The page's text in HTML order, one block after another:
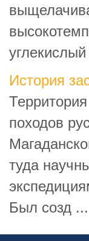
углекислый
История
походов
туда
Был созд ...